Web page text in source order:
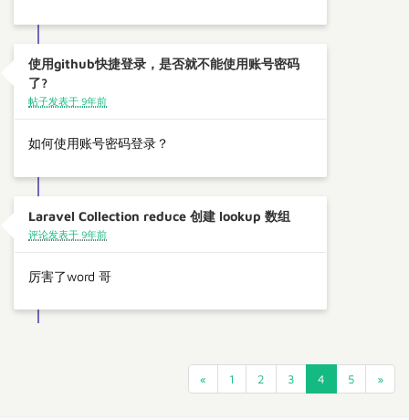
使用github快捷登录，是否就不能使用账号密码
了?
帖子发表于 9年前
如何使用账号密码登录？
Laravel Collection reduce 创建 lookup 数组
评论发表于 9年前
厉害了word 哥
« 1 2 3 4 5 »